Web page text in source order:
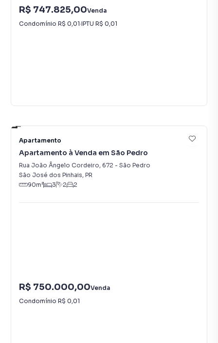
R$ 747.825,00Venda
Condomínio R$ 0,01·IPTU R$ 0,01
Apartamento
Apartamento à Venda em São Pedro
Rua João Ângelo Cordeiro, 672 - São Pedro
São José dos Pinhais, PR
90m² 3 2 2
R$ 750.000,00Venda
Condomínio R$ 0,01